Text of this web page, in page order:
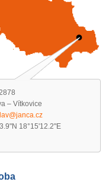
– Vítkovice
18°15'12.2"E